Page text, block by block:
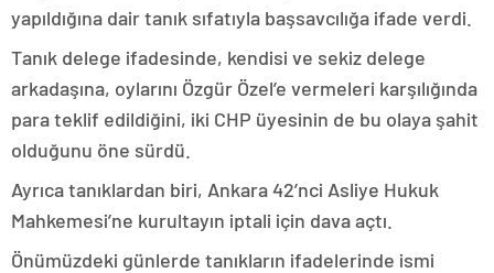
yapıldığına dair tanık sıfatıyla başsavcılığa ifade verdi.
Tanık delege ifadesinde, kendisi ve sekiz delege
arkadaşına, oylarını Özgür Özel’e vermeleri karşılığında
para teklif edildiğini, iki CHP üyesinin de bu olaya şahit
olduğunu öne sürdü.
Ayrıca tanıklardan biri, Ankara 42’nci Asliye Hukuk
Mahkemesi’ne kurultayın iptali için dava açtı.
Önümüzdeki günlerde tanıkların ifadelerinde ismi